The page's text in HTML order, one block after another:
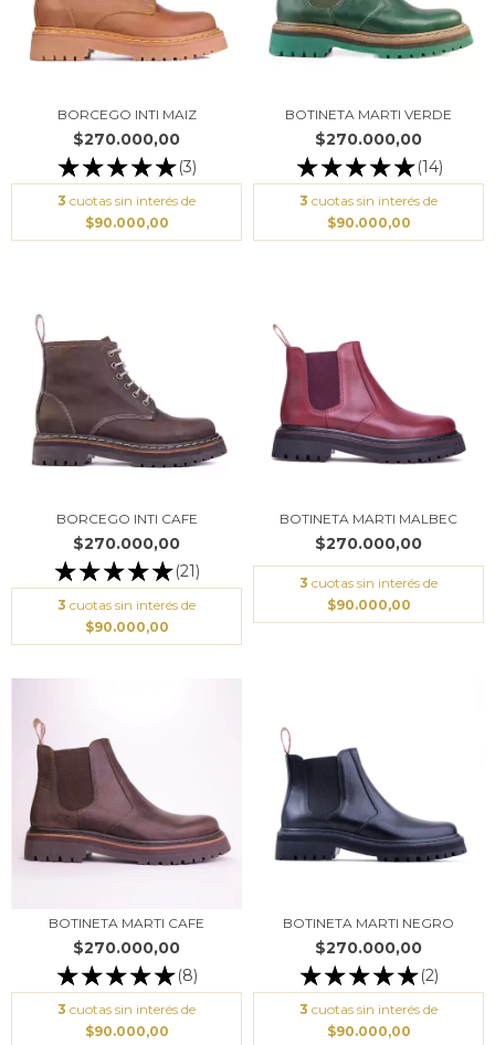
BORCEGO INTI MAIZ
$270.000,00
(3)
3 cuotas sin interés de
$90.000,00
BOTINETA MARTI VERDE
$270.000,00
(14)
3 cuotas sin interés de
$90.000,00
BORCEGO INTI CAFE
$270.000,00
(21)
3 cuotas sin interés de
$90.000,00
BOTINETA MARTI MALBEC
$270.000,00
3 cuotas sin interés de
$90.000,00
BOTINETA MARTI CAFE
$270.000,00
(8)
3 cuotas sin interés de
$90.000,00
BOTINETA MARTI NEGRO
$270.000,00
(2)
3 cuotas sin interés de
$90.000,00